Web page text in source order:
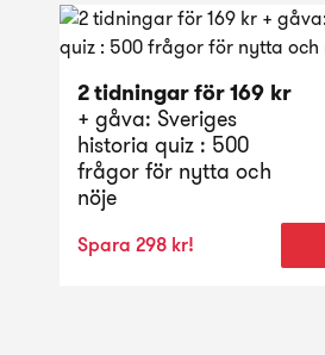
2 tidningar för 169 kr
+ gåva: Sveriges
historia quiz : 500
frågor för nytta och
nöje
Spara 298 kr!